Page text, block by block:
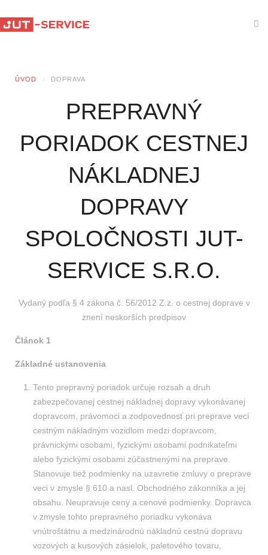
ÚVOD DOPRAVA
PREPRAVNÝ
PORIADOK CESTNEJ
NÁKLADNEJ
DOPRAVY
SPOLOČNOSTI JUT-
SERVICE S.R.O.
Vydaný podľa § 4 zákona č. 56/2012 Z.z. o cestnej doprave v
znení neskorších predpisov
Článok 1
Základné ustanovenia
Tento prepravný poriadok určuje rozsah a druh
zabezpečovanej cestnej nákladnej dopravy vykonávanej
dopravcom, právomoci a zodpovednosť pri preprave vecí
cestným nákladným vozidlom medzi dopravcom,
právnickými osobami, fyzickými osobami podnikateľmi
alebo fyzickými osobami zúčastnenými na preprave.
Stanovuje tiež podmienky na uzavretie zmluvy o preprave
veci v zmysle § 610 a nasl. Obchodného zákonníka a jej
obsahu. Neupravuje ceny a cenové podmienky. Dopravca
v zmysle tohto prepravného poriadku vykonáva
vnútroštátnu a medzinárodnú nákladnú cestnú dopravu
vozových a kusových zásielok, paletového tovaru,